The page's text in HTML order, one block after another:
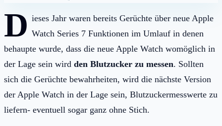
D ieses Jahr waren bereits Gerüchte über neue Apple
Watch Series 7 Funktionen im Umlauf in denen
behaupte wurde, dass die neue Apple Watch womöglich in
der Lage sein wird den Blutzucker zu messen. Sollten
sich die Gerüchte bewahrheiten, wird die nächste Version
der Apple Watch in der Lage sein, Blutzuckermesswerte zu
liefern- eventuell sogar ganz ohne Stich.